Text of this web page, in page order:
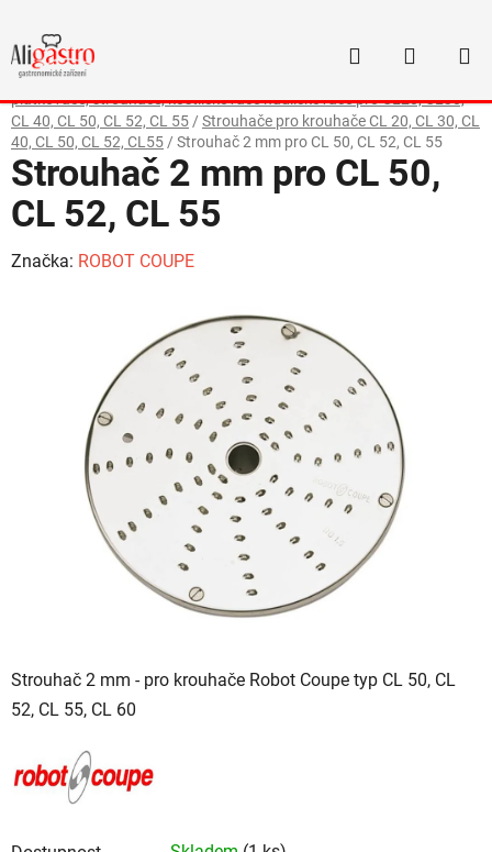
obsah
Hledat
Domů
/Kuchyňské stroje
plátkovače, strouhače, kostličkovače nudličkovače pro CL20, CL30,
CL 40, CL 50, CL 52, CL 55 / Strouhače pro krouhače CL 20, CL 30, CL
40, CL 50, CL 52, CL55 / Strouhač 2 mm pro CL 50, CL 52, CL 55
Strouhač 2 mm - pro krouhače Robot Coupe typ CL 50, CL
52, CL 55, CL 60
Strouhač 2 mm pro CL 50,
CL 52, CL 55
Značka: ROBOT COUPE